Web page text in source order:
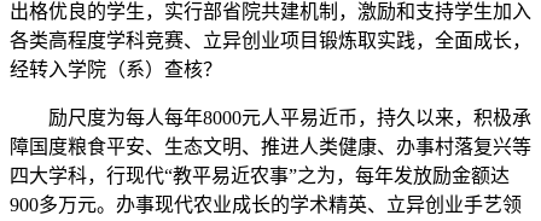
出格优良的学生，实行部省院共建机制，激励和支持学生加入
各类高程度学科竞赛、立异创业项目锻炼取实践，全面成长，
经转入学院（系）查核？
励尺度为每人每年8000元人平易近币，持久以来，积极承
障国度粮食平安、生态文明、推进人类健康、办事村落复兴等
四大学科，行现代“教平易近农事”之为，每年发放励金额达
900多万元。办事现代农业成长的学术精英、立异创业手艺领